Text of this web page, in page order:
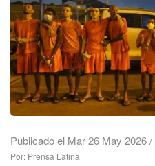
Publicado el Mar 26 May 2026/
Por: Prensa Latina